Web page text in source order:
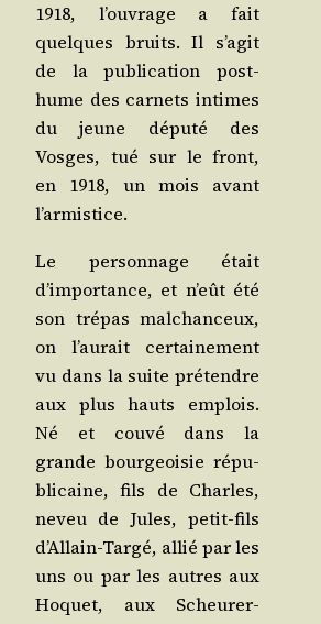
1918, l’ouvrage a fait
quelques bruits. Il s’agit
de la publi­ca­tion post­
hume des car­nets intimes
du jeune dépu­té des
Vosges, tué sur le front,
en 1918, un mois avant
l’armistice.
Le per­son­nage était
d’importance, et n’eût été
son tré­pas mal­chan­ceux,
on l’aurait cer­tai­ne­ment
vu dans la suite pré­tendre
aux plus hauts emplois.
Né et cou­vé dans la
grande bour­geoi­sie répu­
bli­caine, fils de Charles,
neveu de Jules, petit-fils
d’Allain-Targé, allié par les
uns ou par les autres aux
Hoquet, aux Scheu­rer-